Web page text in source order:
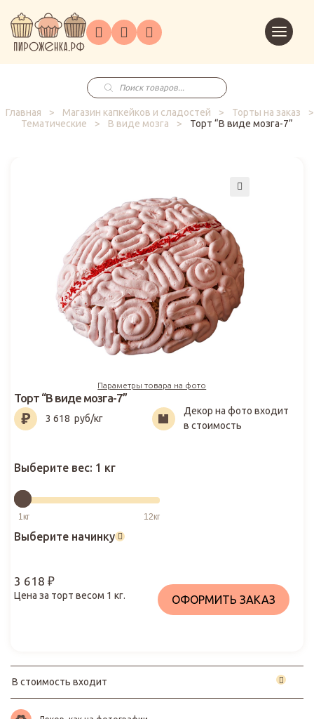
ГлавнаяКаталог
на
заказ
Праздники
Корпоративным
клиентам
в
корзину
Поиск
товаров
Главная
> Магазин капкейков и сладостей > Торты на заказ
>
Тематические
> В виде мозга > Торт “В виде мозга-7”
Параметры товара на фото
3 618₽
Торт “В виде мозга-7”
3 618 руб/кг
Декор на фото входит
в стоимость
Выберите вес: 1 кг
Выберите начинку
3 618 ₽
Цена за торт весом 1 кг. ОФОРМИТЬ ЗАКАЗ
В стоимость входит